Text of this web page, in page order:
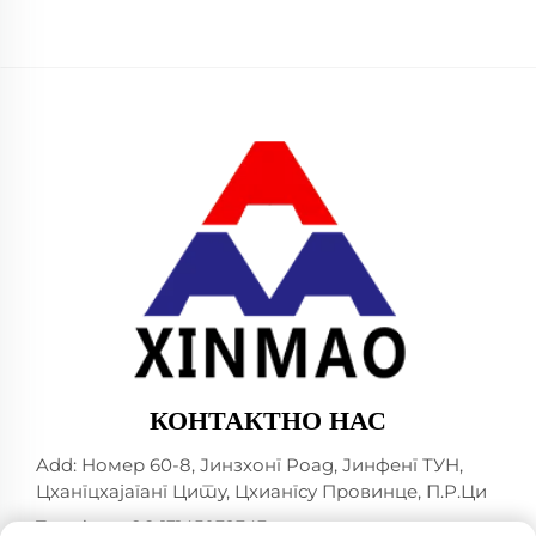
КОНТАКТНО НАС
Add: Номер 60-8, Јинзхонг Роад, Јинфенг ТУН,
Цхангцхајаганг Цитy, Цхиангсу Провинцe, П.Р.Ци
Телефон:+86-13145032343